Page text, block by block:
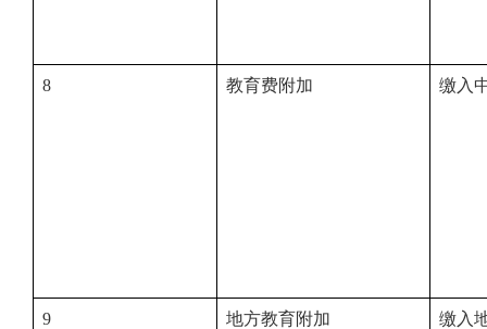
8 教育费附加 缴入
9 地方教育附加 缴入